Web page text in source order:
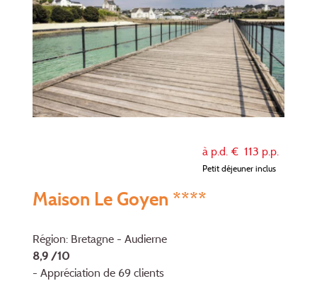
à p.d. € 113 p.p.
Petit déjeuner inclus
Maison Le Goyen ****
Région: Bretagne - Audierne
8,9 /10
- Appréciation de 69 clients